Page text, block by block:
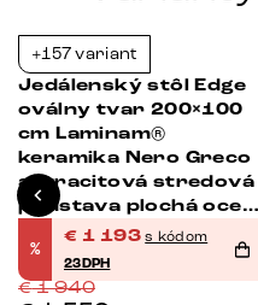
+157 variant
Jedálenský stôl Edge
oválny tvar 200×100
cm Laminam®
keramika Nero Greco
antracitová stredová
podstava plochá oceľ
čierna
%
€ 1 193 s kódom
23DPH
€1 940